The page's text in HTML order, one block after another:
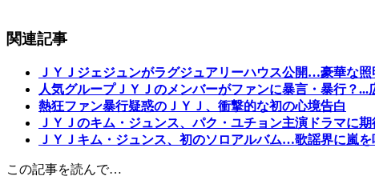
関連記事
ＪＹＪジェジュンがラグジュアリーハウス公開…豪華な照
人気グループＪＹＪのメンバーがファンに暴言・暴行？...
熱狂ファン暴行疑惑のＪＹＪ、衝撃的な初の心境告白
ＪＹＪのキム・ジュンス、パク・ユチョン主演ドラマに
ＪＹＪキム・ジュンス、初のソロアルバム…歌謡界に嵐を
この記事を読んで…